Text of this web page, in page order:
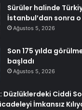
Sürüler halinde
İstanbul’dan sonra
Ağustos 5, 2026
Son 175 yılda
başladı
Ağustos 5, 2026
Düzlüklerdeki Ciddi
İmkansız